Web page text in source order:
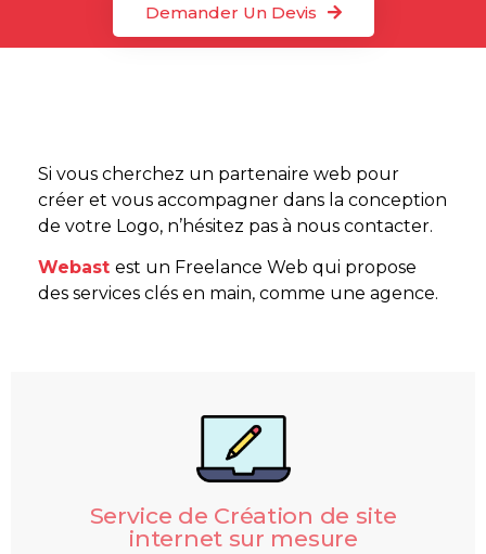
Demander Un Devis
Si vous cherchez un partenaire web pour
créer et vous accompagner dans la conception
de votre Logo, n’hésitez pas à nous contacter.
Webast est un Freelance Web qui propose
des services clés en main, comme une agence.
Service de Création de site
internet sur mesure